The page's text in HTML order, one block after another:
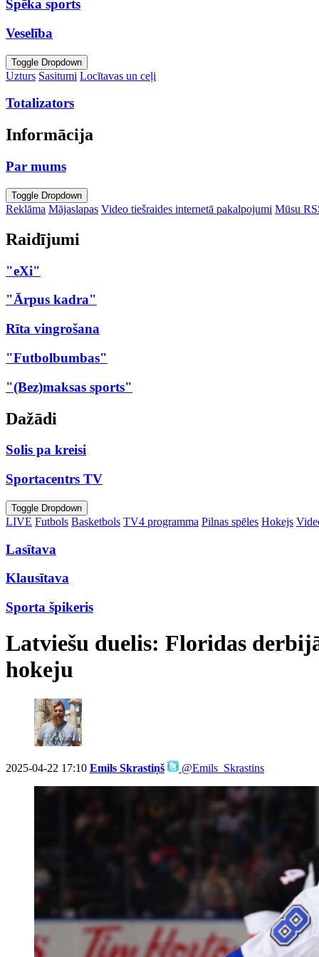
Spēka sports
Veselība
Toggle Dropdown
Uzturs Sasitumi Locītavas un ceļi
Totalizators
Informācija
Par mums
Toggle Dropdown
Reklāma Mājaslapas Video tiešraides internetā pakalpojumi Mūsu
Raidījumi
"eXi"
"Ārpus kadra"
Rīta vingrošana
"Futbolbumbas"
"(Bez)maksas sports"
Dažādi
Solis pa kreisi
Sportacentrs TV
Toggle Dropdown
LIVE Futbols Basketbols TV4 programma Pilnas spēles Hokejs
Lasītava
Klausītava
Sporta špikeris
Latviešu duelis: Floridas
hokeju
2025-04-22 17:10 Emils Skrastiņš @Emils_Skrastins